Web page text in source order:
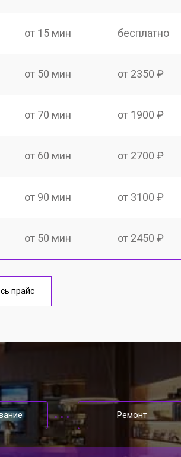
от 15 мин бесплатно
от 50 мин от 2350 ₽
от 70 мин от 1900 ₽
от 60 мин от 2700 ₽
от 90 мин от 3100 ₽
от 50 мин от 2450 ₽
от 90 мин
от 80 мин от 2500 ₽
прайс
Ремонт